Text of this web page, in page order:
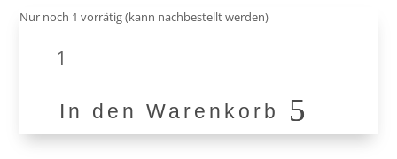
Nur noch 1 vorrätig (kann nachbestellt werden)
Cashmere
16
In den Warenkorb